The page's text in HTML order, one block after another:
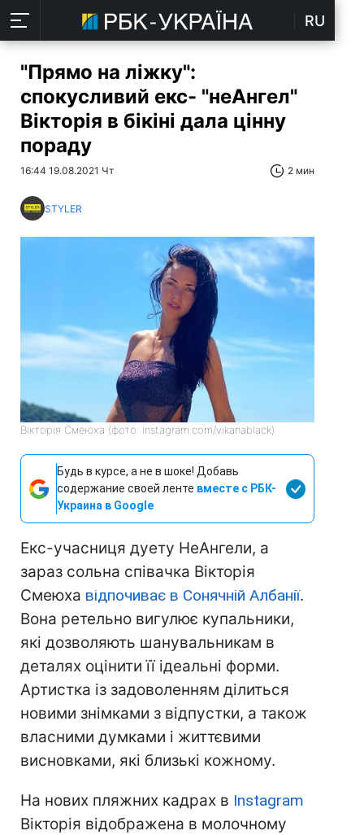
RU
"Прямо на ліжку":
спокусливий екс- "неАнгел"
Вікторія в бікіні дала цінну
пораду
16:44 19.08.2021 Чт 2 мин
STYLER
Вікторія Смеюха (фото: instagram.com/vikanablack)
Будь в курсе, а не в шоке! Добавь
содержание своей ленте вместе с РБК-
Украина в Google
Екс-учасниця дуету НеАнгели, а
зараз сольна співачка Вікторія
Смеюха відпочиває в Сонячній Албанії.
Вона ретельно вигулює купальники,
які дозволяють шанувальникам в
деталях оцінити її ідеальні форми.
Артистка із задоволенням ділиться
новими знімками з відпустки, а також
власними думками і життєвими
висновками, які близькі кожному.
На нових пляжних кадрах в Instagram
Вікторія відображена в молочному